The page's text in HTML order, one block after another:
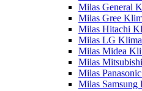
Milas General
Milas Gree
Milas Hitachi
Milas LG
Milas Midea
Milas
Milas
Milas Samsung